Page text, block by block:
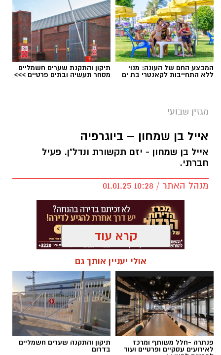
המבצע החם של העונה: מנוי
ללא התחייבות לקאנטרי בת ים
תיקון והתקנת שערים חשמליים
מסחר תעשיה ובתים פרטיים >>>
מגזין שבועי
אייל בן שמחון – ביוגרפיה
אייל בן שמחון - יזם תקשורת ונדל"ן. פעיל
חברתי.
מנהל האתר / 10:28 01.01.25
אייל בן שמחון, אשדוד נט, תמ"א 38
נטו
אייל בן שמחון נולד וגדל באשדוד - אביושאול בן
שמחוןהיה ממקימי העיר אשדוד, קיבל אות "יקיר
ישראל", זוכה באות "ישראל היפה" מטעם נשיא
המדינה וקיבל אות "יקיר אשדוד".
קרא עוד
אולי יעניין אותך גם
פנתרה -חלל משותף ומרכז
לאירועים עסקיים ופרטיים ועוד
תיקון והתקנה שערים חשמליים
בדרום